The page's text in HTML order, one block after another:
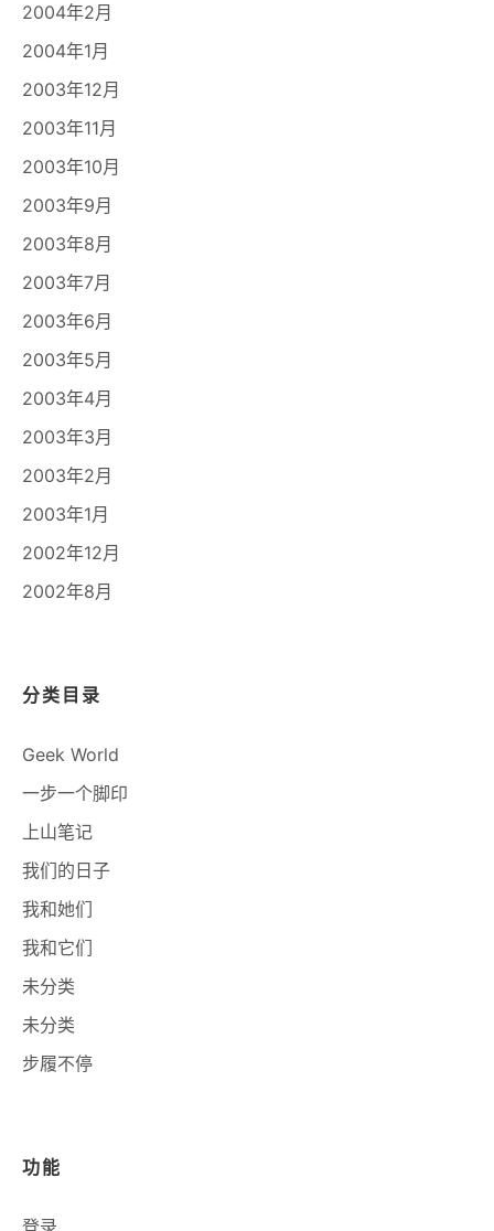
2004年2月
2004年1月
2003年12月
2003年11月
2003年10月
2003年9月
2003年8月
2003年7月
2003年6月
2003年5月
2003年4月
2003年3月
2003年2月
2003年1月
2002年12月
2002年8月
分类目录
Geek World
一步一个脚印
上山笔记
我们的日子
我和她们
我和它们
未分类
未分类
步履不停
功能